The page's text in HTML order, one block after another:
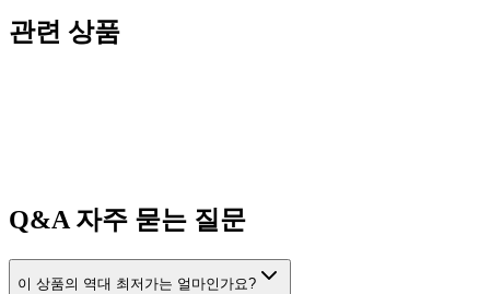
관련 상품
Q&A자주 묻는 질문
이 상품의 역대 최저가는 얼마인가요?